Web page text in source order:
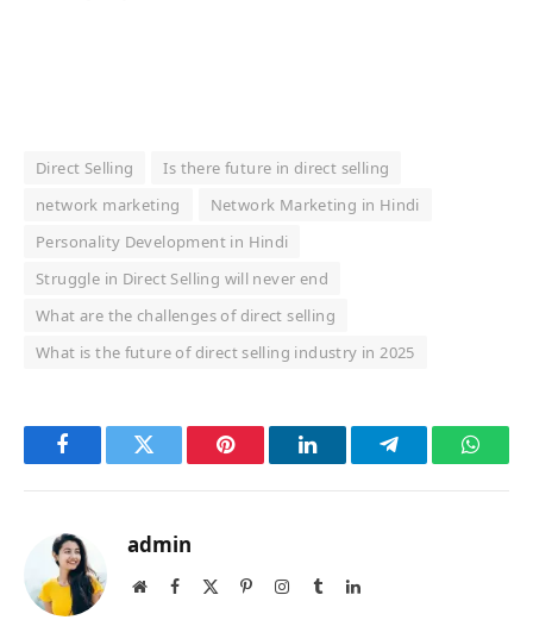
Direct Selling
Is there future in direct selling
network marketing
Network Marketing in Hindi
Personality Development in Hindi
Struggle in Direct Selling will never end
What are the challenges of direct selling
What is the future of direct selling industry in 2025
FacebookTwitter Pinterest LinkedInTelegram
admin
WebsiteFacebook PinterestInstagram
TumblrLinkedIn